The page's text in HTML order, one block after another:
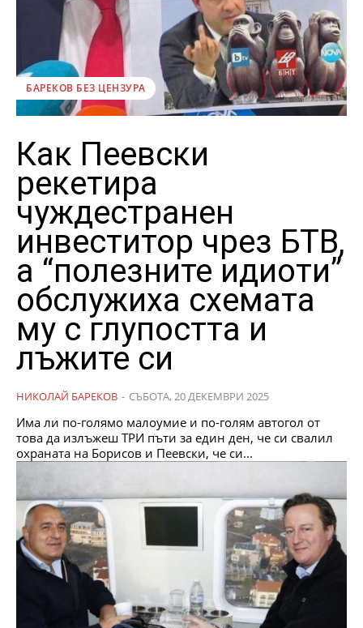
БАРЕКОВ БЕЗ ЦЕНЗУРА
Как Пеевски
рекетира
чуждестранен
инвеститор чрез БТВ,
а “полезните идиоти”
обслужиха схемата
му с глупостта и
лъжите си
НИКОЛАЙ БАРЕКОВ - СЪБОТА, 20 ДЕКЕМВРИ 2025
Има ли по-голямо малоумие и по-голям автогол от
това да излъжеш ТРИ пъти за един ден, че си свалил
охраната на Борисов и Пеевски, че си...